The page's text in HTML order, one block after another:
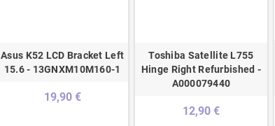
Asus K52 LCD Bracket Left
15.6 - 13GNXM10M160-1
19,90 €
Toshiba Satellite L755
Hinge Right Refurbished -
A000079440
12,90 €